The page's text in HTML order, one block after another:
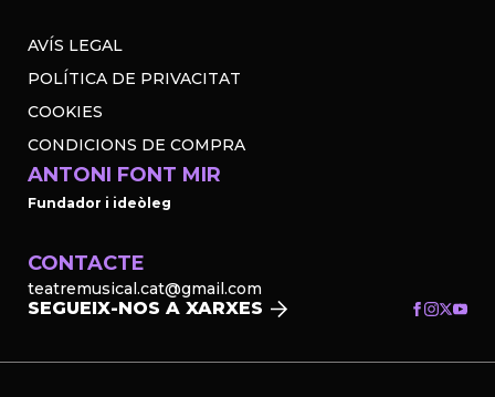
AVÍS LEGAL
POLÍTICA DE PRIVACITAT
COOKIES
CONDICIONS DE COMPRA
ANTONI FONT MIR
Fundador i ideòleg
CONTACTE
teatremusical.cat@gmail.com
SEGUEIX-NOS A XARXES